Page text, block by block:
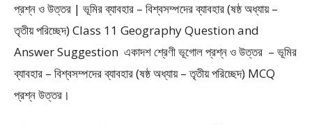
প্রশ্ন ও উত্তর | ভূমির ব্যাবহার – বিশ্বসম্পদের ব্যাবহার (ষষ্ঠ অধ্যায় –
তৃতীয় পরিচ্ছেদ) Class 11 Geography Question and
Answer Suggestion একাদশ শ্রেণী ভূগোল প্রশ্ন ও উত্তর – ভূমির
ব্যাবহার – বিশ্বসম্পদের ব্যাবহার (ষষ্ঠ অধ্যায় – তৃতীয় পরিচ্ছেদ) MCQ
প্রশ্ন উত্তর।